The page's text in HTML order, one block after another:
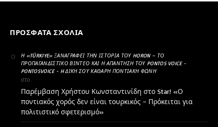
ΠΡΌΣΦΑΤΑ ΣΧΌΛΙΑ
Η «TÜRKIYE» ΞΑΝΑΓΡΆΦΕΙ ΤΗΝ ΙΣΤΟΡΊΑ ΤΟΥ HORON – ΤΟ
ΠΡΟΠΑΓΑΝΔΙΣΤΙΚΌ ΒΊΝΤΕΟ ΚΑΙ Η ΑΠΆΝΤΗΣΗ ΤΟΥ PONTOS VOICE -
PONTOSVOICE - H ΔΙΚΉ ΣΟΥ ΚΑΘΑΡΗ ΠΟΝΤΙΑΚΉ ΦΩΝΉ
στο
Παρέμβαση Χρήστου Κωνσταντινίδη στο Star! «Ο
ποντιακός χορός δεν είναι τουρκικός – Πρόκειται για
πολιτιστικό σφετερισμό»